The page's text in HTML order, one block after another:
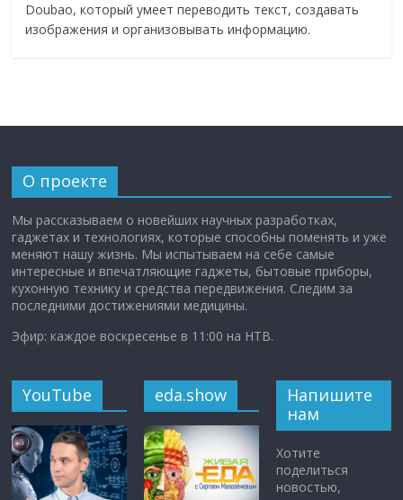
Doubao, который умеет переводить текст, создавать
изображения и организовывать информацию.
О проекте
Мы рассказываем о новейших научных разработках,
гаджетах и технологиях, которые способны поменять и уже
меняют нашу жизнь. Мы испытываем на себе самые
интересные и впечатляющие гаджеты, бытовые приборы,
кухонную технику и средства передвижения. Следим за
последними достижениями медицины.
Эфир: каждое воскресенье в 11:00 на НТВ.
YouTube eda.show
Напишите
нам
Хотите
поделиться
новостью,